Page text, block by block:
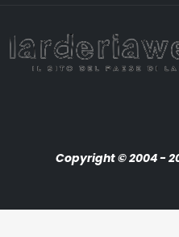
Copyright © 2004 -